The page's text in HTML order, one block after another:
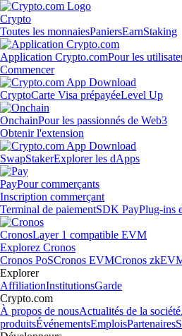
Crypto
Toutes les monnaiesPaniersEarnStaking
Application Crypto.comPour les
Commencer
CryptoCarte Visa prépayéeLevel Up
OnchainPour les passionnés de Web3
Obtenir l'extension
SwapStakerExplorer les dApps
PayPour commerçants
Inscription commerçant
Terminal de paiementSDK PayPlug-ins
CronosLayer 1 compatible EVM
Explorez Cronos
Cronos PoSCronos EVMCronos
Explorer
AffiliationInstitutionsGarde
Crypto.com
À propos de nousActualités de la société
produitsÉvénementsEmploisPartenaires